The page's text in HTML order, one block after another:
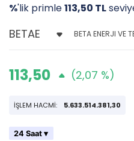
%'lik primle113,50 TL
BETA ENERJI VE
113,50 (2,07 %)
İŞLEM HACMİ: 5.633.514.381,30
24 Saat ▾